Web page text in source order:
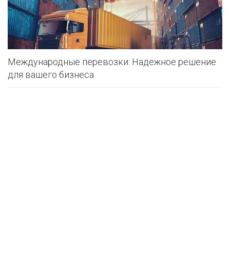
Международные перевозки: Надежное решение
для вашего бизнеса